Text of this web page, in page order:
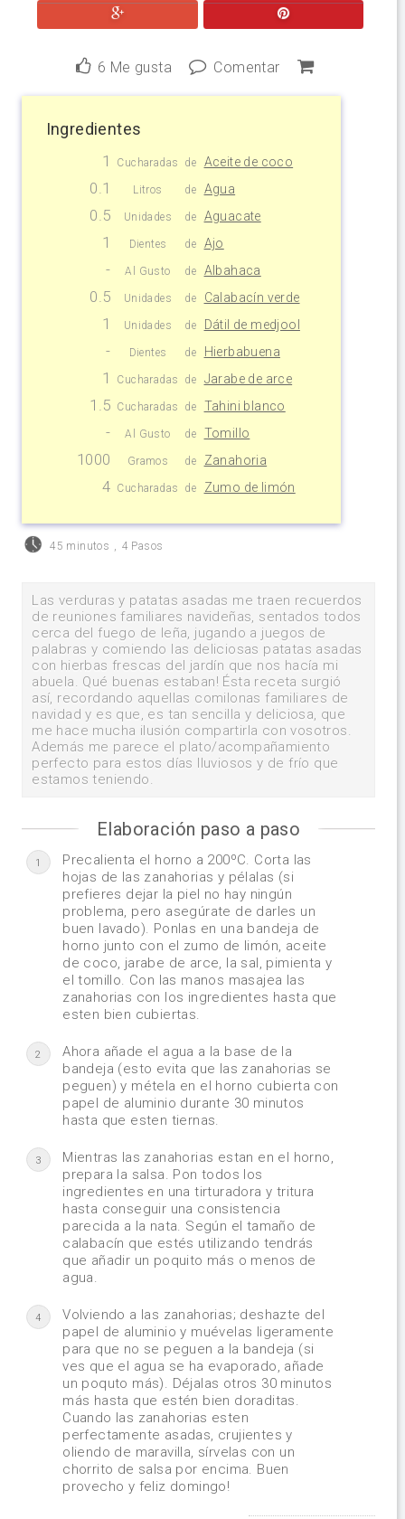
6 Me gusta Comentar
Ingredientes
1 Cucharadas de Aceite de coco
0.1 Litros de Agua
0.5 Unidades de Aguacate
1 Dientes de Ajo
- Al Gusto de Albahaca
0.5 Unidades de Calabacín verde
1 Unidades de Dátil de medjool
- Dientes de Hierbabuena
1 Cucharadas de Jarabe de arce
1.5 Cucharadas de Tahini blanco
- Al Gusto de Tomillo
1000 Gramos de Zanahoria
4 Cucharadas de Zumo de limón
45 minutos , 4 Pasos
Las verduras y patatas asadas me traen recuerdos
de reuniones familiares navideñas, sentados todos
cerca del fuego de leña, jugando a juegos de
palabras y comiendo las deliciosas patatas asadas
con hierbas frescas del jardín que nos hacía mi
abuela. Qué buenas estaban! Ésta receta surgió
así, recordando aquellas comilonas familiares de
navidad y es que, es tan sencilla y deliciosa, que
me hace mucha ilusión compartirla con vosotros.
Además me parece el plato/acompañamiento
perfecto para estos días lluviosos y de frío que
estamos teniendo.
Elaboración paso a paso
1
Precalienta el horno a 200ºC. Corta las
hojas de las zanahorias y pélalas (si
prefieres dejar la piel no hay ningún
problema, pero asegúrate de darles un
buen lavado). Ponlas en una bandeja de
horno junto con el zumo de limón, aceite
de coco, jarabe de arce, la sal, pimienta y
el tomillo. Con las manos masajea las
zanahorias con los ingredientes hasta que
esten bien cubiertas.
2
Ahora añade el agua a la base de la
bandeja (esto evita que las zanahorias se
peguen) y métela en el horno cubierta con
papel de aluminio durante 30 minutos
hasta que esten tiernas.
3
Mientras las zanahorias estan en el horno,
prepara la salsa. Pon todos los
ingredientes en una tirturadora y tritura
hasta conseguir una consistencia
parecida a la nata. Según el tamaño de
calabacín que estés utilizando tendrás
que añadir un poquito más o menos de
agua.
4
Volviendo a las zanahorias; deshazte del
papel de aluminio y muévelas ligeramente
para que no se peguen a la bandeja (si
ves que el agua se ha evaporado, añade
un poquto más). Déjalas otros 30 minutos
más hasta que estén bien doraditas.
Cuando las zanahorias esten
perfectamente asadas, crujientes y
oliendo de maravilla, sírvelas con un
chorrito de salsa por encima. Buen
provecho y feliz domingo!